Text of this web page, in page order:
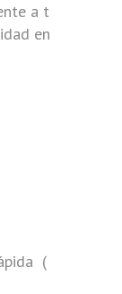
a t
en
(